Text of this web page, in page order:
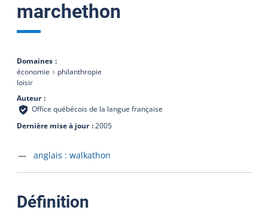
marchethon
Domaines
économie
philanthropie
loisir
Auteur
Office québécois de la langue française
Dernière mise à jour 2005
Accéder à la fiche en
anglais : walkathon
Définition